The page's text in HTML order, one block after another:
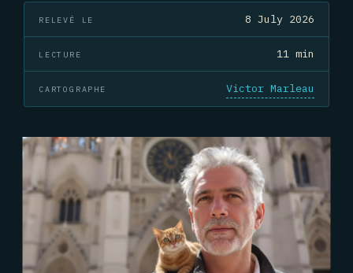
RELEVÉ LE 8 July 2026
LECTURE 11 min
CARTOGRAPHE Victor Marleau